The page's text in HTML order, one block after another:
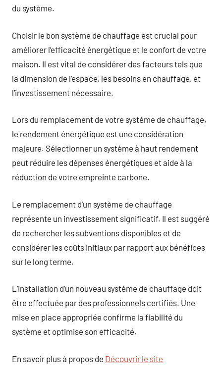
du système.
Choisir le bon système de chauffage est crucial pour
améliorer l’efficacité énergétique et le confort de votre
maison. Il est vital de considérer des facteurs tels que
la dimension de l’espace, les besoins en chauffage, et
l’investissement nécessaire.
Lors du remplacement de votre système de chauffage,
le rendement énergétique est une considération
majeure. Sélectionner un système à haut rendement
peut réduire les dépenses énergétiques et aide à la
réduction de votre empreinte carbone.
Le remplacement d’un système de chauffage
représente un investissement significatif. Il est suggéré
de rechercher les subventions disponibles et de
considérer les coûts initiaux par rapport aux bénéfices
sur le long terme.
L’installation d’un nouveau système de chauffage doit
être effectuée par des professionnels certifiés. Une
mise en place appropriée confirme la fiabilité du
système et optimise son efficacité.
En savoir plus à propos de Découvrir le site